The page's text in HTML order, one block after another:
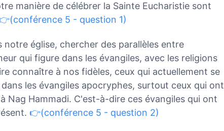
manière de célébrer la Sainte Eucharistie sont
5 - question 1)
notre église, chercher des parallèles entre
qui figure dans les évangiles, avec les religions
connaître à nos fidèles, ceux qui actuellement se
les évangiles apocryphes, surtout ceux qui ont
Nag Hammadi. C'est-à-dire ces évangiles qui ont
👉(conférence 5 - question 2)